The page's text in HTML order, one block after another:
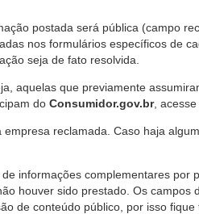
postada será pública (campo
nos formulários específicos de
seja de fato resolvida.
aquelas que previamente
do Consumidor.gov.br,
reclamada. Caso haja
informações complementares por
houver sido prestado. Os campos
de conteúdo público, por isso